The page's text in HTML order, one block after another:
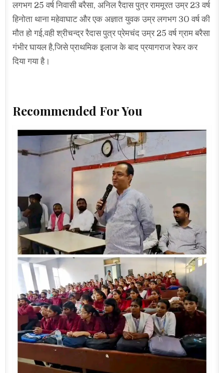
लगभग 25 वर्ष निवासी बरैसा, अनिल रैदास पुत्र राममूरत उम्र 23 वर्ष
हिनोता थाना महेवाघाट और एक अज्ञात युवक उम्र लगभग 30 वर्ष की
मौत हो गई,वही श्रीचन्द्र रैदास पुत्र प्रेमचंद उम्र 25 वर्ष ग्राम बरैसा
गंभीर घायल है,जिसे प्राथमिक इलाज के बाद प्रयागराज रेफर कर
दिया गया है।
Recommended For You